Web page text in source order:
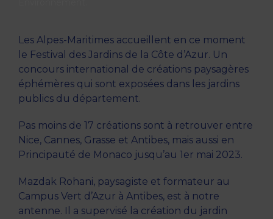
Les Alpes-Maritimes accueillent en ce moment
le Festival des Jardins de la Côte d’Azur. Un
concours international de créations paysagères
éphémères qui sont exposées dans les jardins
publics du département.
Pas moins de 17 créations sont à retrouver entre
Nice, Cannes, Grasse et Antibes, mais aussi en
Principauté de Monaco jusqu’au 1er mai 2023.
Mazdak Rohani, paysagiste et formateur au
Campus Vert d’Azur à Antibes, est à notre
antenne. Il a supervisé la création du jardin